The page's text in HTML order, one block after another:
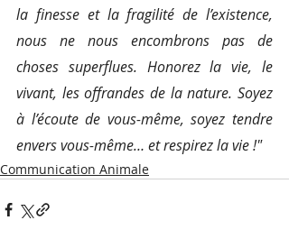
la finesse et la fragilité de l’existence,
nous ne nous encombrons pas de
choses superflues. Honorez la vie, le
vivant, les offrandes de la nature. Soyez
à l’écoute de vous-même, soyez tendre
envers vous-même… et respirez la vie !"
Communication Animale